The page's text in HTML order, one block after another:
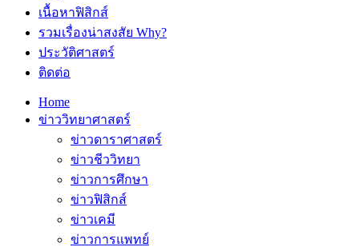
เนื้อหาฟิสิกส์
รวมเรื่องน่าสงสัย Why?
ประวัติศาสตร์
ติดต่อ
Home
ข่าววิทยาศาสตร์
ข่าวดาราศาสตร์
ข่าวชีววิทยา
ข่าวการศึกษา
ข่าวฟิสิกส์
ข่าวเคมี
ข่าวการแพทย์